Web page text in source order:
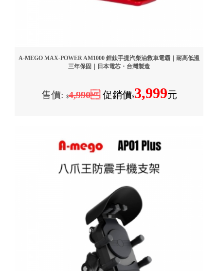
A-MEGO MAX-POWER AM1000 鋰鈦手提汽柴油救車電霸｜耐高低溫
三年保固｜日本電芯・台灣製造
售價: $4,990促銷價$3,999元